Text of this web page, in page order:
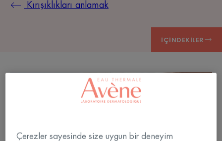
Kırışıklıkları anlamak
İÇINDEKILER
Çerezler sayesinde size uygun bir deneyim